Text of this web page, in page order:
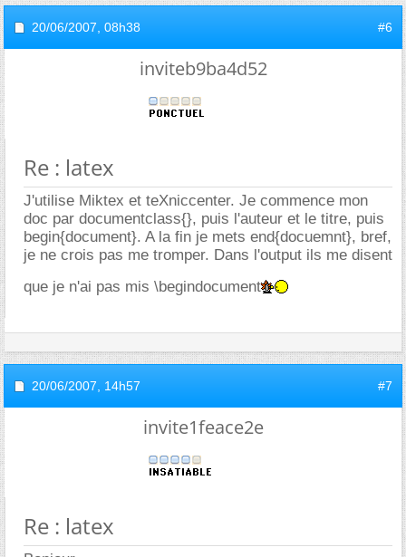
20/06/2007, 08h38 #6
inviteb9ba4d52
Re : latex
J'utilise Miktex et teXniccenter. Je commence mon
doc par documentclass{}, puis l'auteur et le titre, puis
begin{document}. A la fin je mets end{docuemnt}, bref,
je ne crois pas me tromper. Dans l'output ils me disent
que je n'ai pas mis \begindocument
20/06/2007, 14h57 #7
invite1feace2e
Re : latex